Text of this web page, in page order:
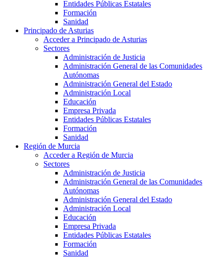
Entidades Públicas Estatales
Formación
Sanidad
Principado de Asturias
Acceder a Principado de Asturias
Sectores
Administración de Justicia
Administración General de las Comunidades
Autónomas
Administración General del Estado
Administración Local
Educación
Empresa Privada
Entidades Públicas Estatales
Formación
Sanidad
Región de Murcia
Acceder a Región de Murcia
Sectores
Administración de Justicia
Administración General de las Comunidades
Autónomas
Administración General del Estado
Administración Local
Educación
Empresa Privada
Entidades Públicas Estatales
Formación
Sanidad